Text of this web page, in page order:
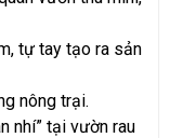
tự tay tạo ra sản
nông trại.
nhí” tại vườn rau